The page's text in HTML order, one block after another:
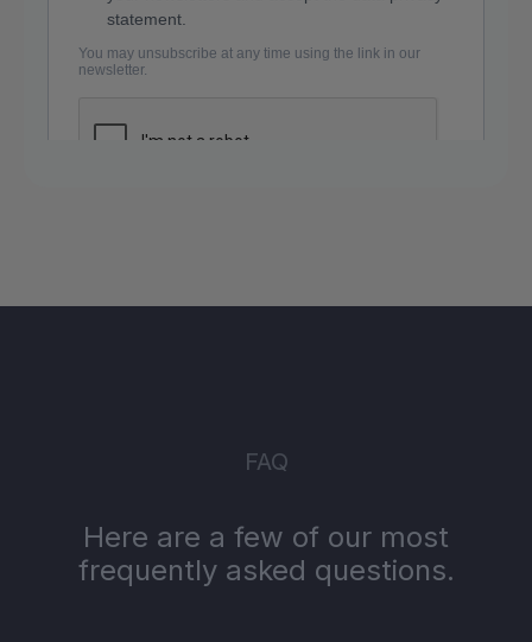
FAQ
Here are a few of our most
frequently asked questions.